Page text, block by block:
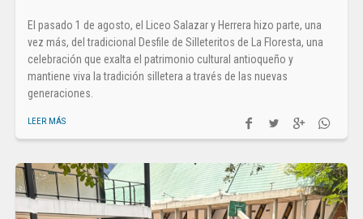
El pasado 1 de agosto, el Liceo Salazar y Herrera hizo parte, una
vez más, del tradicional Desfile de Silleteritos de La Floresta, una
celebración que exalta el patrimonio cultural antioqueño y
mantiene viva la tradición silletera a través de las nuevas
generaciones.
LEER MÁS